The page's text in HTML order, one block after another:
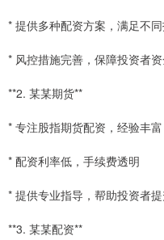
* 提供多种配资方案，满足不
* 风控措施完善，保障投资者
**2. 某某期货**
* 专注股指期货配资，经验丰富
* 配资利率低，手续费透明
* 提供专业指导，帮助投资者
**3. 某某配资**